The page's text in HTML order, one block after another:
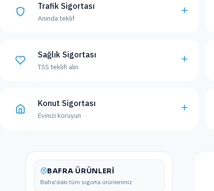
Trafik Sigortası
Anında teklif
Sağlık Sigortası
TSS teklifi alın
Konut Sigortası
Evinizi koruyun
BAFRA ÜRÜNLERI
Bafra'daki tüm sigorta ürünlerimiz